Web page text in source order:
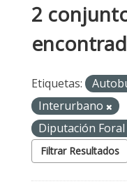
2
Etiquetas:
Interurbano
Diputación
Filtrar Resultados